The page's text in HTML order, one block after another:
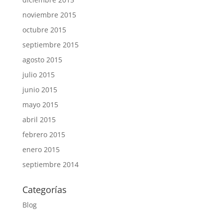
noviembre 2015
octubre 2015
septiembre 2015
agosto 2015
julio 2015
junio 2015
mayo 2015
abril 2015
febrero 2015
enero 2015
septiembre 2014
Categorías
Blog